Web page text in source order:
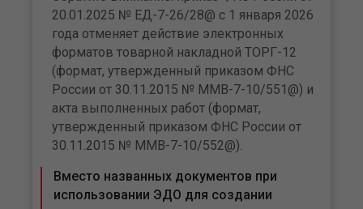
20.01.2025 № ЕД-7-26/28@ с 1 января 2026
года отменяет действие электронных
форматов товарной накладной ТОРГ-12
(формат, утвержденный приказом ФНС
России от 30.11.2015 № ММВ-7-10/551@) и
акта выполненных работ (формат,
утвержденный приказом ФНС России от
30.11.2015 № ММВ-7-10/552@).
Вместо названных документов при
использовании ЭДО для создании